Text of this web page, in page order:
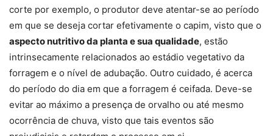
corte por exemplo, o produtor deve atentar-se ao período
em que se deseja cortar efetivamente o capim, visto que o
aspecto nutritivo da planta e sua qualidade, estão
intrinsecamente relacionados ao estádio vegetativo da
forragem e o nível de adubação. Outro cuidado, é acerca
do período do dia em que a forragem é ceifada. Deve-se
evitar ao máximo a presença de orvalho ou até mesmo
ocorrência de chuva, visto que tais eventos são